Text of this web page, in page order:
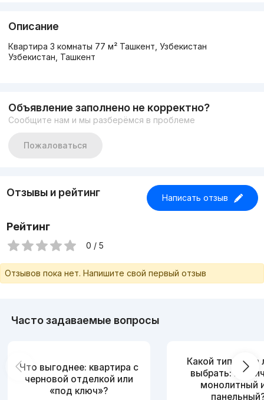
Описание
Квартира 3 комнаты 77 м² Ташкент, Узбекистан
Узбекистан, Ташкент
Объявление заполнено не корректно?
Сообщите нам и мы разберёмся в проблеме
Пожаловаться
Отзывы и рейтинг Написать отзыв
Рейтинг
0 / 5
Отзывов пока нет. Напишите свой первый отзыв
Часто задаваемые вопросы
Что выгоднее: квартира с
черновой отделкой или
«под ключ»?
Какой тип дома
выбрать:
монолитный